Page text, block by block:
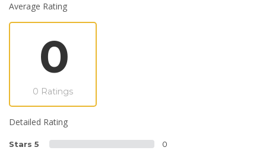
Average Rating
0
0 Ratings
Detailed Rating
Stars 5 0